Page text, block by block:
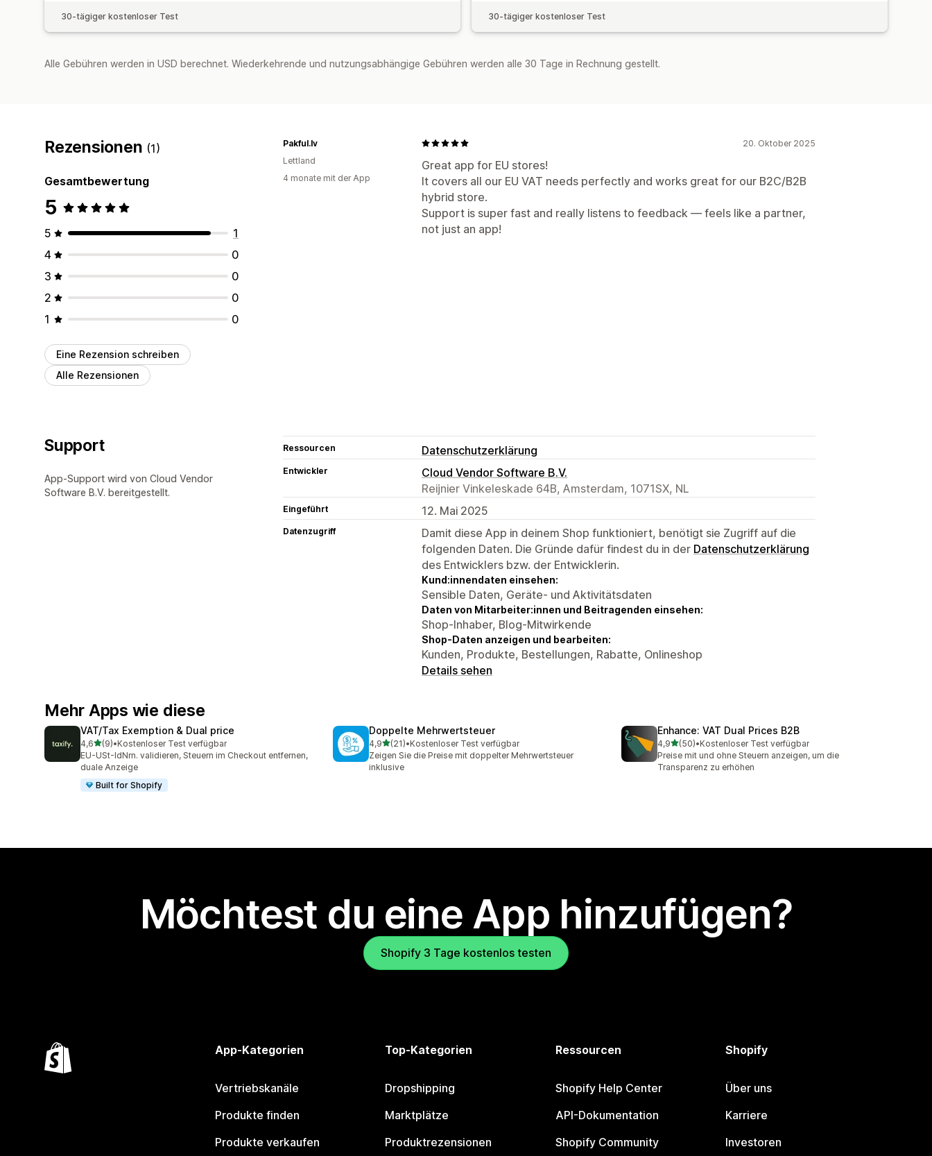
30-tägiger kostenloser Test 30-tägiger kostenloser Test
Alle Gebühren werden in USD berechnet. Wiederkehrende und nutzungsabhängige Gebühren werden alle 30 Tage in Rechnung gestellt.
Rezensionen (1)
Gesamtbewertung
5
5
1
4
0
3
0
2
0
1
0
Eine Rezension schreiben
Alle Rezensionen
20. Oktober 2025
Great app for EU stores!
It covers all our EU VAT needs perfectly and works great for our B2C/B2B
hybrid store.
Support is super fast and really listens to feedback — feels like a partner,
not just an app!
Pakful.lv
Lettland
4 monate mit der App
Support
App-Support wird von Cloud Vendor
Software B.V. bereitgestellt.
Ressourcen Datenschutzerklärung
Entwickler
Cloud Vendor Software B.V.
Reijnier Vinkeleskade 64B, Amsterdam, 1071SX, NL
Eingeführt 12. Mai 2025
Datenzugriff
Damit diese App in deinem Shop funktioniert, benötigt sie Zugriff auf die
folgenden Daten. Die Gründe dafür findest du in der Datenschutzerklärung
des Entwicklers bzw. der Entwicklerin.
Kund:innendaten einsehen:
Sensible Daten, Geräte- und Aktivitätsdaten
Daten von Mitarbeiter:innen und Beitragenden einsehen:
Shop-Inhaber, Blog-Mitwirkende
Shop-Daten anzeigen und bearbeiten:
Kunden, Produkte, Bestellungen, Rabatte, Onlineshop
Details sehen
Mehr Apps wie diese
VAT/Tax Exemption & Dual price
4,6von 5 Sternen
(9)
9 Rezensionen insgesamt
•Kostenloser Test verfügbar
EU-USt-IdNrn. validieren, Steuern im Checkout entfernen,
duale Anzeige
Built for Shopify
Doppelte Mehrwertsteuer
4,9von 5 Sternen
(21)
21 Rezensionen insgesamt
•Kostenloser Test verfügbar
Zeigen Sie die Preise mit doppelter Mehrwertsteuer
inklusive
Enhance: VAT Dual Prices B2B
4,9von 5 Sternen
(50)
50 Rezensionen insgesamt
•Kostenloser Test verfügbar
Preise mit und ohne Steuern anzeigen, um die
Transparenz zu erhöhen
Möchtest du eine App hinzufügen?
Shopify 3 Tage kostenlos testen
App-Kategorien
Vertriebskanäle
Produkte finden
Produkte verkaufen
Top-Kategorien
Dropshipping
Marktplätze
Produktrezensionen
Ressourcen
Shopify Help Center
API-Dokumentation
Shopify Community
Shopify
Über uns
Karriere
Investoren